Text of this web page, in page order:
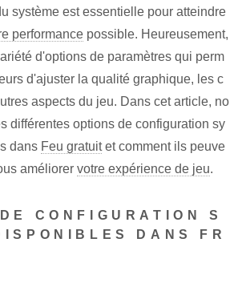
système est essentielle pour atteindre
performance possible. Heureusement,
d'options de paramètres qui perm
d'ajuster la qualité graphique, les c
aspects du jeu. Dans cet article, no
différentes options de configuration sy
dans Feu gratuitet comment ils peuve
améliorer votre expérience de jeu.
CONFIGURATION S
DANS FR